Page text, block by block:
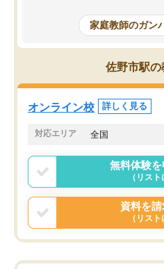
めて1年ほどだった今では平均
科目が増えてきました！あと1
であるので無料の週末教室を使
がら頑張って欲しいと思います
家庭教師のガン
佐野市駅
オンライン校 詳しく見る
対応エリア 全国
無料体験
（リス
資料を
（リス